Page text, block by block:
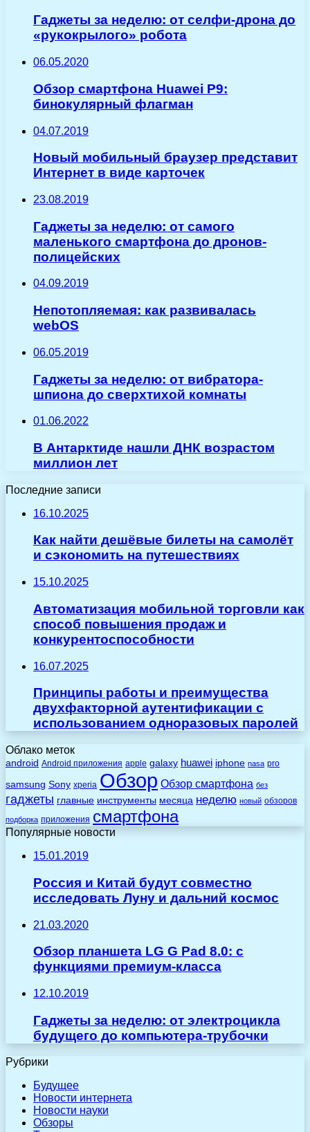
Гаджеты за неделю: от селфи-дрона до
«рукокрылого» робота
06.05.2020
Обзор смартфона Huawei P9:
бинокулярный флагман
04.07.2019
Новый мобильный браузер представит
Интернет в виде карточек
23.08.2019
Гаджеты за неделю: от самого
маленького смартфона до дронов-
полицейских
04.09.2019
Непотопляемая: как развивалась
webOS
06.05.2019
Гаджеты за неделю: от вибратора-
шпиона до сверхтихой комнаты
01.06.2022
В Антарктиде нашли ДНК возрастом
миллион лет
Последние записи
16.10.2025
Как найти дешёвые билеты на самолёт
и сэкономить на путешествиях
15.10.2025
Автоматизация мобильной торговли как
способ повышения продаж и
конкурентоспособности
16.07.2025
Принципы работы и преимущества
двухфакторной аутентификации с
использованием одноразовых паролей
Облако меток
android Android приложения apple galaxy huawei iphone nasa pro
samsung Sony xperia Обзор Обзор смартфона без
гаджеты главные инструменты месяца неделю новый обзоров
подборка приложения смартфона
Популярные новости
15.01.2019
Россия и Китай будут совместно
исследовать Луну и дальний космос
21.03.2020
Обзор планшета LG G Pad 8.0: с
функциями премиум-класса
12.10.2019
Гаджеты за неделю: от электроцикла
будущего до компьютера-трубочки
Рубрики
Будущее
Новости интернета
Новости науки
Обзоры